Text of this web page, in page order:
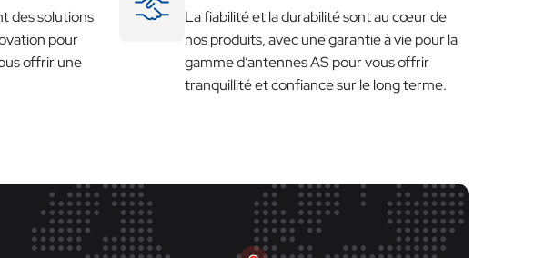
des solutions
pour
offrir une
La fiabilité et la durabilité sont au cœur de
nos produits, avec une garantie à vie pour la
gamme d’antennes AS pour vous offrir
tranquillité et confiance sur le long terme.